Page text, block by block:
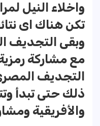
واخلاء النيل
تكن هناك اى
وبقى التجديف
مع مشاركة
التجديف
ذلك حتى تبدأ
والأفريقية